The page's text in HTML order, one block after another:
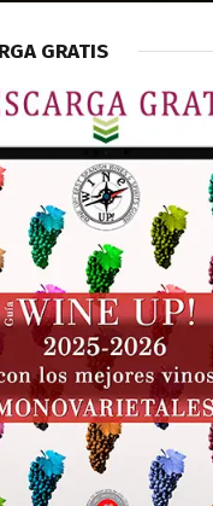
GRATIS